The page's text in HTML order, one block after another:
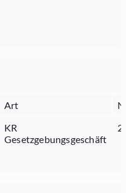
Art
KR
Gesetzgebungsgeschäft